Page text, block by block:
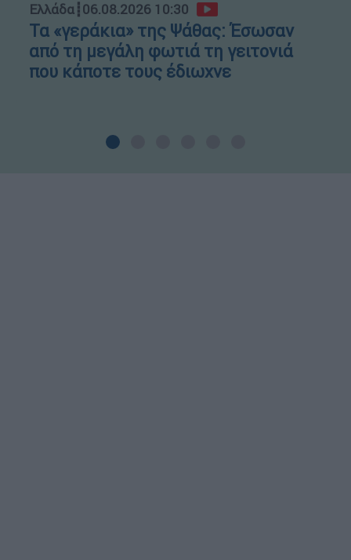
Ελλάδα┋06.08.2026 10:30
Τα «γεράκια» της Ψάθας: Έσωσαν
από τη μεγάλη φωτιά τη γειτονιά
που κάποτε τους έδιωχνε